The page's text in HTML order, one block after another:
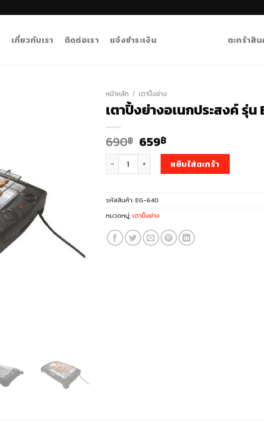
เกี่ยวกับเรา ติดต่อเรา แจ้งชำระเงิน ตะกร้าสิ
หน้าหลัก / เตาปิ้งย่าง
เตาปิ้งย่างอเนกประสงค์ รุ่น
690฿ Original
price
was:
690฿.
659฿
price
is:
659฿.
จำนวน เตาปิ้งย่างอเนกประสงค์ รุ่น EG-640 ชิ้น
หยิบใส่ตะกร้า
รหัสสินค้า: EG-640
หมวดหมู่: เตาปิ้งย่าง